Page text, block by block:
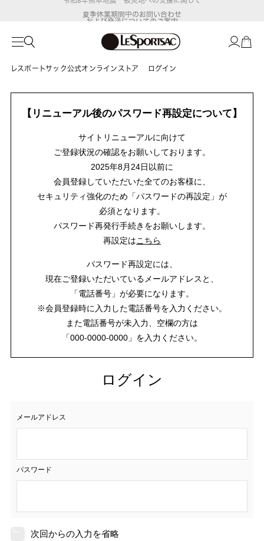
夏季休業期間中のお問い合わせ
および発送についてのご案内
レスポートサック公式オンラインストア ログイン
【リニューアル後のパスワード再設定について】
サイトリニューアルに向けて
ご登録状況の確認をお願いしております。
2025年8月24日以前に
会員登録していただいた全てのお客様に、
セキュリティ強化のため「パスワードの再設定」が
必須となります。
パスワード再発行手続きをお願いします。
再設定はこちら
パスワード再設定には、
現在ご登録いただいているメールアドレスと、
「電話番号」が必要になります。
※会員登録時に入力した電話番号を入力ください。
また電話番号が未入力、空欄の方は
「000-0000-0000」を入力ください。
ログイン
メールアドレス
パスワード
次回からの入力を省略